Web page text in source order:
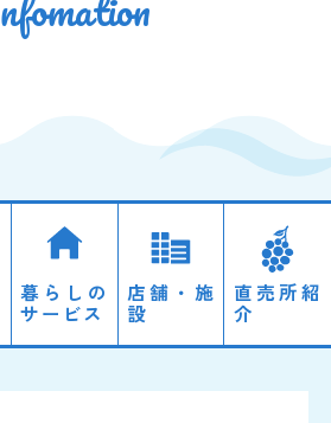
暮らしの
サービス
店舗・施
設
直売所紹
介